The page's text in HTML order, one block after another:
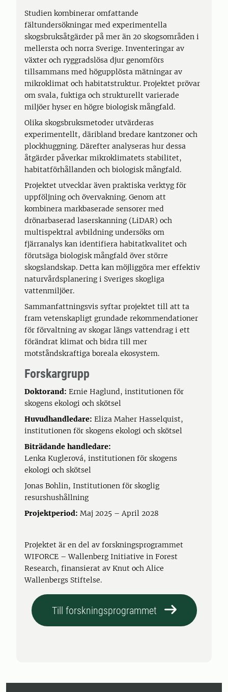
Studien kombinerar omfattande
fältundersökningar med experimentella
skogsbruksåtgärder på mer än 20 skogsområden i
mellersta och norra Sverige. Inventeringar av
växter och ryggradslösa djur genomförs
tillsammans med högupplösta mätningar av
mikroklimat och habitatstruktur. Projektet prövar
om svala, fuktiga och strukturellt varierade
miljöer hyser en högre biologisk mångfald.
Olika skogsbruksmetoder utvärderas
experimentellt, däribland bredare kantzoner och
plockhuggning. Därefter analyseras hur dessa
åtgärder påverkar mikroklimatets stabilitet,
habitatförhållanden och biologisk mångfald.
Projektet utvecklar även praktiska verktyg för
uppföljning och övervakning. Genom att
kombinera markbaserade sensorer med
drönarbaserad laserskanning (LiDAR) och
multispektral avbildning undersöks om
fjärranalys kan identifiera habitatkvalitet och
förutsäga biologisk mångfald över större
skogslandskap. Detta kan möjliggöra mer effektiv
naturvårdsplanering i Sveriges skogliga
vattenmiljöer.
Sammanfattningsvis syftar projektet till att ta
fram vetenskapligt grundade rekommendationer
för förvaltning av skogar längs vattendrag i ett
förändrat klimat och bidra till mer
motståndskraftiga boreala ekosystem.
Forskargrupp
Doktorand: Ernie Haglund, institutionen för
skogens ekologi och skötsel
Huvudhandledare: Eliza Maher Hasselquist,
institutionen för skogens ekologi och skötsel
Biträdande handledare:
Lenka Kuglerová, institutionen för skogens
ekologi och skötsel
Jonas Bohlin, Institutionen för skoglig
resurshushållning
Projektperiod: Maj 2025 – April 2028
Projektet är en del av forskningsprogrammet
WIFORCE – Wallenberg Initiative in Forest
Research, finansierat av Knut och Alice
Wallenbergs Stiftelse.
Till forskningsprogrammet